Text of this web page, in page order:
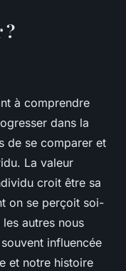
?
à comprendre
dans la
de se comparer et
La valeur
croit être sa
on se perçoit soi-
autres nous
influencée
et notre histoire